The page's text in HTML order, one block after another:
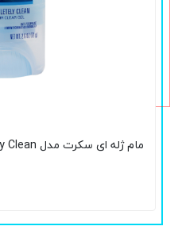
مام ژله ای سکرت مدل Completely Clean حجم 73 گرم